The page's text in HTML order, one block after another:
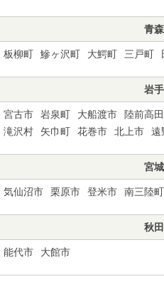
青
板柳町 鰺ヶ沢町 大鰐町 三戸町
岩
宮古市 岩泉町 大船渡市 陸前高
滝沢村
矢巾町 花巻市 北上市 遠
宮
気仙沼市 栗原市 登米市 南三陸町
秋
能代市 大館市